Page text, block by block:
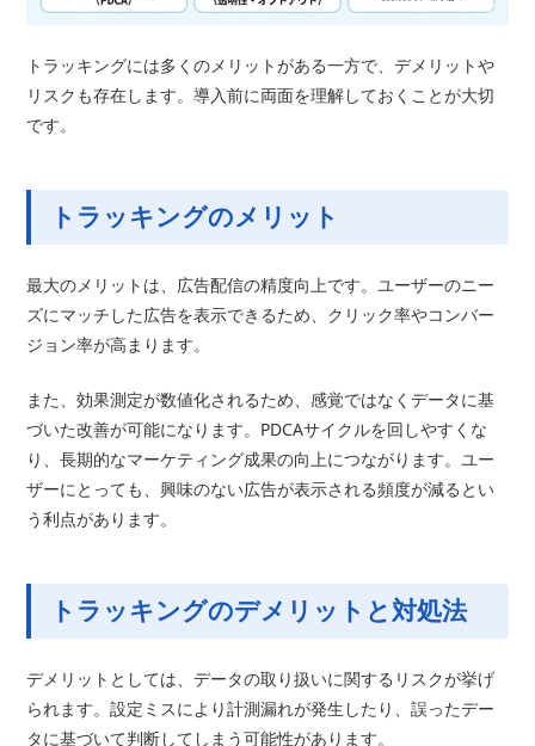
トラッキングには多くのメリットがある一方で、デメリットや
リスクも存在します。導入前に両面を理解しておくことが大切
です。
トラッキングのメリット
最大のメリットは、広告配信の精度向上です。ユーザーのニー
ズにマッチした広告を表示できるため、クリック率やコンバー
ジョン率が高まります。
また、効果測定が数値化されるため、感覚ではなくデータに基
づいた改善が可能になります。PDCAサイクルを回しやすくな
り、長期的なマーケティング成果の向上につながります。ユー
ザーにとっても、興味のない広告が表示される頻度が減るとい
う利点があります。
トラッキングのデメリットと対処法
デメリットとしては、データの取り扱いに関するリスクが挙げ
られます。設定ミスにより計測漏れが発生したり、誤ったデー
タに基づいて判断してしまう可能性があります。